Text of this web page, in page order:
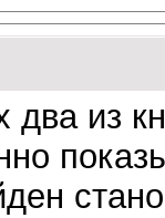
два из